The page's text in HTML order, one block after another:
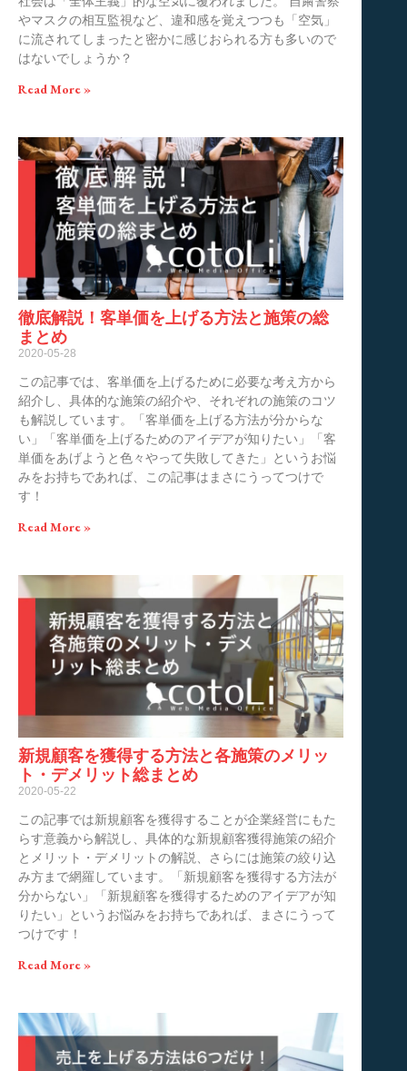
やマスクの相互監視など、違和感を覚えつつも「空気」
に流されてしまったと密かに感じおられる方も多いので
はないでしょうか？
Read More »
徹底解説！客単価を上げる方法と施策の総
まとめ
2020-05-28
この記事では、客単価を上げるために必要な考え方から
紹介し、具体的な施策の紹介や、それぞれの施策のコツ
も解説しています。「客単価を上げる方法が分からな
い」「客単価を上げるためのアイデアが知りたい」「客
単価をあげようと色々やって失敗してきた」というお悩
みをお持ちであれば、この記事はまさにうってつけで
す！
Read More »
新規顧客を獲得する方法と各施策のメリッ
ト・デメリット総まとめ
2020-05-22
この記事では新規顧客を獲得することが企業経営にもた
らす意義から解説し、具体的な新規顧客獲得施策の紹介
とメリット・デメリットの解説、さらには施策の絞り込
み方まで網羅しています。「新規顧客を獲得する方法が
分からない」「新規顧客を獲得するためのアイデアが知
りたい」というお悩みをお持ちであれば、まさにうって
つけです！
Read More »